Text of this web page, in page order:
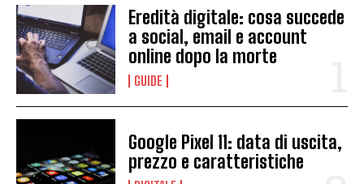
Eredità digitale: cosa succede
a social, email e account
online dopo la morte
GUIDE
Google Pixel 11: data di uscita,
prezzo e caratteristiche